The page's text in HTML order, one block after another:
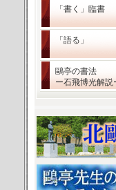
「書く」臨書
「語る」
鷗亭の書法
ー石飛博光解説